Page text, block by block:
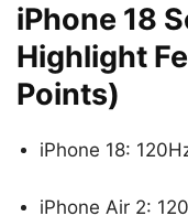
iPhone 18
Highlight
Points)
iPhone 18:
iPhone Air 2: